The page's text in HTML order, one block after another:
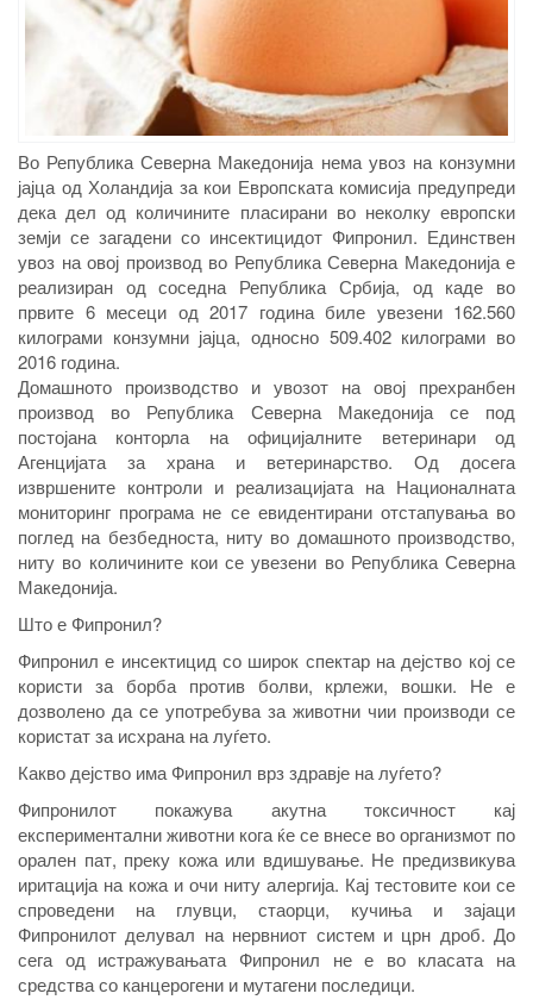
Во Република Северна Македонија нема увоз на конзумни
јајца од Холандија за кои Европската комисија предупреди
дека дел од количините пласирани во неколку европски
земји се загадени со инсектицидот Фипронил. Единствен
увоз на овој производ во Република Северна Македонија е
реализиран од соседна Република Србија, од каде во
првите 6 месеци од 2017 година биле увезени 162.560
килограми конзумни јајца, односно 509.402 килограми во
2016 година.
Домашното производство и увозот на овој прехранбен
производ во Република Северна Македонија се под
постојана конторла на официјалните ветеринари од
Агенцијата за храна и ветеринарство. Од досега
извршените контроли и реализацијата на Националната
мониторинг програма не се евидентирани отстапувања во
поглед на безбедноста, ниту во домашното производство,
ниту во количините кои се увезени во Република Северна
Македонија.
Што е Фипронил?
Фипронил е инсектицид со широк спектар на дејство кој се
користи за борба против болви, крлежи, вошки. Не е
дозволено да се употребува за животни чии производи се
користат за исхрана на луѓето.
Какво дејство има Фипронил врз здравје на луѓето?
Фипронилот покажува акутна токсичност кај
експериментални животни кога ќе се внесе во организмот по
орален пат, преку кожа или вдишување. Не предизвикува
иритација на кожа и очи ниту алергија. Кај тестовите кои се
спроведени на глувци, стаорци, кучиња и зајаци
Фипронилот делувал на нервниот систем и црн дроб. До
сега од истражувањата Фипронил не е во класата на
средства со канцерогени и мутагени последици.